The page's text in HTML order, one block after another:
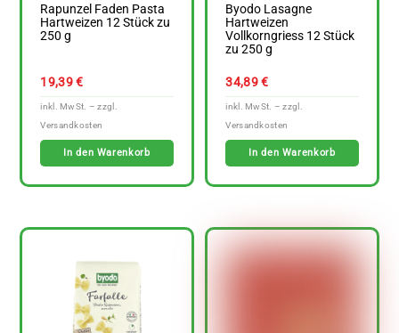
Rapunzel Faden Pasta
Hartweizen 12 Stück zu
250 g
19,39€
In den Warenkorb
Byodo Lasagne
Hartweizen
Vollkorngriess 12 Stück
zu 250 g
34,89€
In den Warenkorb